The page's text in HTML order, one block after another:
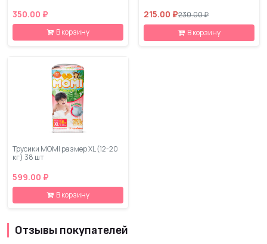
350.00 ₽
В корзину
215.00 ₽230.00 ₽
В корзину
Трусики MOMI размер XL (12-20
кг) 38 шт
599.00 ₽
В корзину
Отзывы покупателей